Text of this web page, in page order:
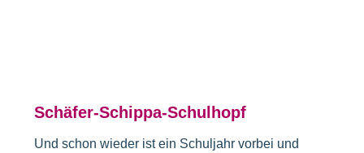
Schäfer-Schippa-Schulhopf
Und schon wieder ist ein Schuljahr vorbei und